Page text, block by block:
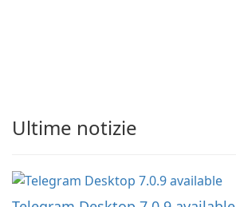
Ultime notizie